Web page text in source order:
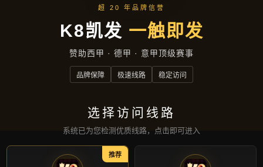
首页 项目展示